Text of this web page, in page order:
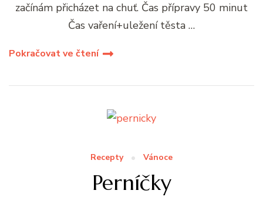
začínám přicházet na chuť. Čas přípravy 50 minut
Čas vaření+uležení těsta …
Pokračovat ve čtení
Recepty Vánoce
Perníčky